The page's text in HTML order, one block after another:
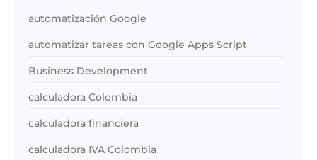
automatización Google
automatizar tareas con Google Apps Script
Business Development
calculadora Colombia
calculadora financiera
calculadora IVA Colombia